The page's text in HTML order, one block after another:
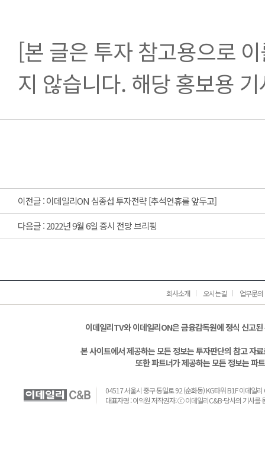
[본 글은 투자 참고용으로
지 않습니다. 해당 홍보용
이전글 :이데일리ON 심종섭 투자전략 [추석연휴를 앞두고]
다음글 :2022년 9월 6일 증시 전망 브리핑
회사소개 오시는길 업무문의
이데일리TV와 이데일리ON은 금융감독원에 정식 신고
본 사이트에서 제공하는 모든 정보는 투자판단의 참고 자
또한 파트너가 제공하는 모든 정보는 파
04517 서울시 중구 통일로 92 (순화동) KG타워 B1F 이데일
대표자명 : 이익원 저작권자: ⓒ 이데일리C&B-당사의 기사를